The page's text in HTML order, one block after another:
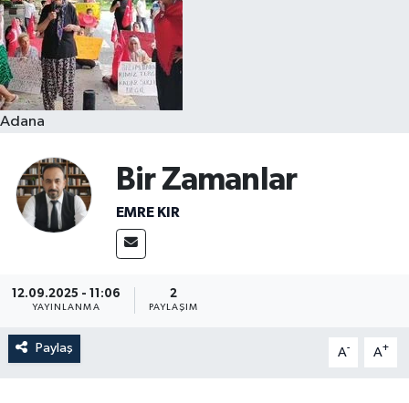
Adana
Bir Zamanlar
EMRE KIR
12.09.2025 - 11:06
YAYINLANMA
2
PAYLAŞIM
Paylaş A- A+
Resmi İlanlar